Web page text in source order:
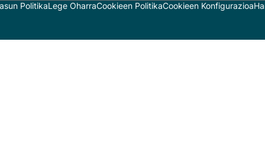
PolitikaLege OharraCookieen PolitikaCookieen Konfigurazioa